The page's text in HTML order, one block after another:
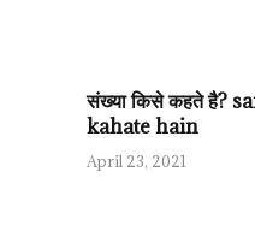
संख्या किसे कहते है?
kahate hain
April 23, 2021